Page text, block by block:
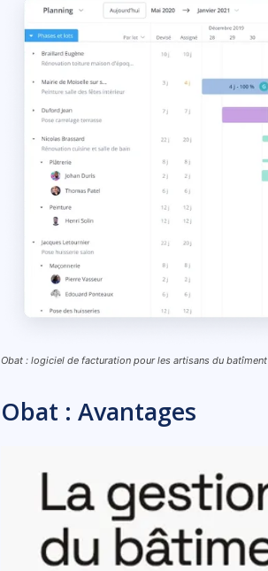
Obat : logiciel de facturation pour les artisans du batîment
Obat : Avantages